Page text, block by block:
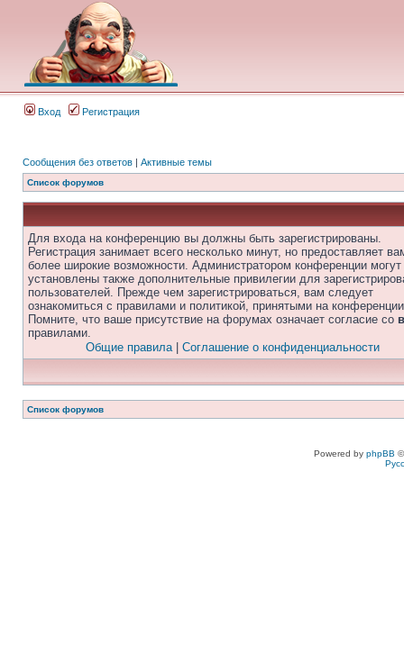
Вход Регистрация
Сообщения без ответов | Активные темы
Список форумов
Для входа на конференцию вы должны быть зарегистрированы.
Регистрация занимает всего несколько минут, но предоставляет
более широкие возможности. Администратором конференции
установлены также дополнительные привилегии для
пользователей. Прежде чем зарегистрироваться, вам следует
ознакомиться с правилами и политикой, принятыми на
Помните, что ваше присутствие на форумах означает согласие со
правилами.
Общие правила| Соглашение о конфиденциальности
Список форумов
Powered by phpBB